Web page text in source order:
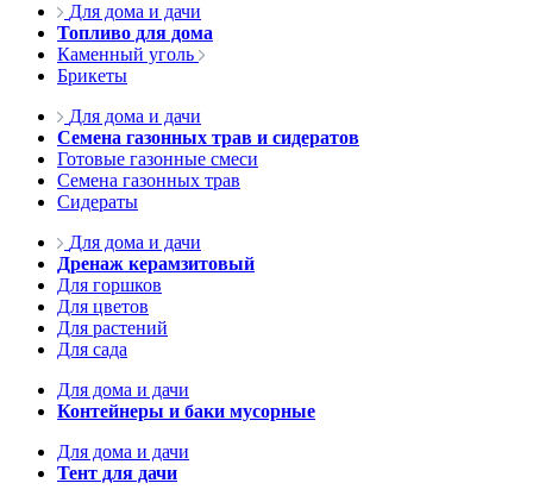
Для дома и дачи
Топливо для дома
Каменный уголь
Брикеты
Для дома и дачи
Семена газонных трав и сидератов
Готовые газонные смеси
Семена газонных трав
Сидераты
Для дома и дачи
Дренаж керамзитовый
Для горшков
Для цветов
Для растений
Для сада
Для дома и дачи
Контейнеры и баки мусорные
Для дома и дачи
Тент для дачи